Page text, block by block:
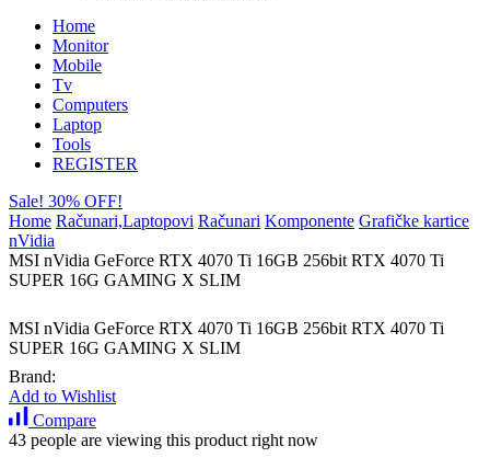
Home
Monitor
Mobile
Tv
Computers
Laptop
Tools
REGISTER
Sale! 30% OFF!
Home Računari,Laptopovi Računari Komponente Grafičke kartice
nVidia
MSI nVidia GeForce RTX 4070 Ti 16GB 256bit RTX 4070 Ti
SUPER 16G GAMING X SLIM
MSI nVidia GeForce RTX 4070 Ti 16GB 256bit RTX 4070 Ti
SUPER 16G GAMING X SLIM
Brand:
Add to Wishlist
Compare
43 people are viewing this product right now